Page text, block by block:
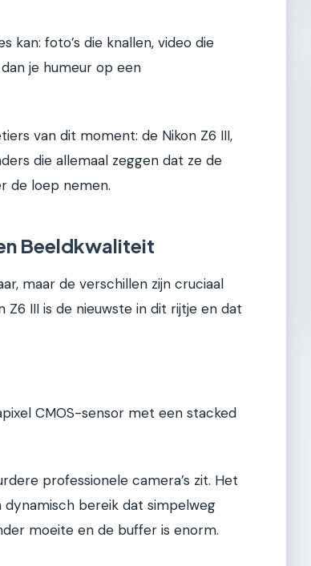
kan: foto’s die knallen, video die
je humeur op een
van dit moment: de Nikon Z6 III,
die allemaal zeggen dat ze de
de loep nemen.
Beeldkwaliteit
maar de verschillen zijn cruciaal
Z6 III is de nieuwste in dit rijtje en dat
CMOS-sensor met een stacked
professionele camera’s zit. Het
dynamisch bereik dat simpelweg
moeite en de buffer is enorm.